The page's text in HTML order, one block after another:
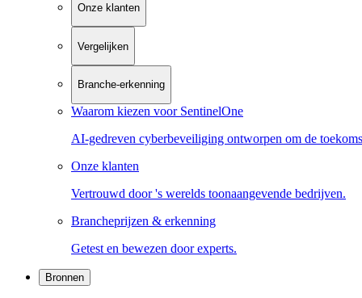
Onze klanten
Vergelijken
Branche-erkenning
Waarom kiezen voor SentinelOne
AI-gedreven cyberbeveiliging ontworpen om de
Onze klanten
Vertrouwd door 's werelds toonaangevende bedrijven.
Brancheprijzen & erkenning
Getest en bewezen door experts.
Bronnen